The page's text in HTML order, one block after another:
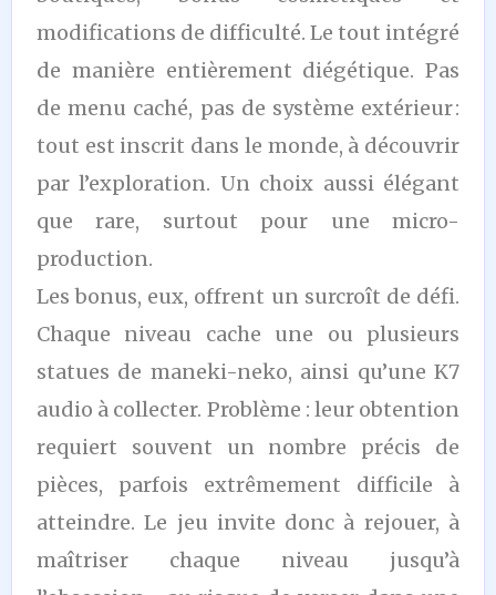
modifications de difficulté. Le tout intégré
de manière entièrement diégétique. Pas
de menu caché, pas de système extérieur :
tout est inscrit dans le monde, à découvrir
par l’exploration. Un choix aussi élégant
que rare, surtout pour une micro-
production.
Les bonus, eux, offrent un surcroît de défi.
Chaque niveau cache une ou plusieurs
statues de maneki-neko, ainsi qu’une K7
audio à collecter. Problème : leur obtention
requiert souvent un nombre précis de
pièces, parfois extrêmement difficile à
atteindre. Le jeu invite donc à rejouer, à
maîtriser chaque niveau jusqu’à